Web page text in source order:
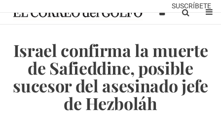
SUSCRÍBETE
Israel confirma la muerte
de Safieddine, posible
sucesor del asesinado jefe
de Hezboláh